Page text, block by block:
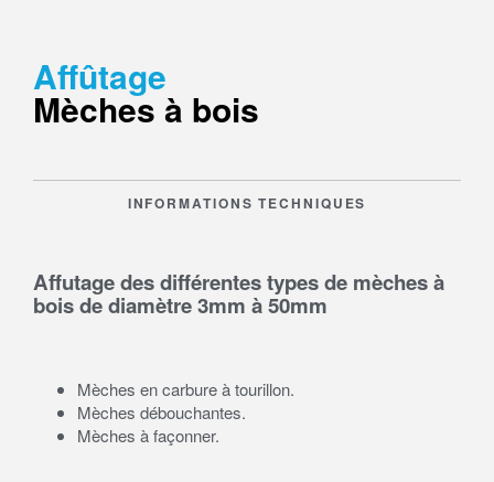
Affûtage
Mèches à bois
INFORMATIONS TECHNIQUES
Affutage des différentes types de mèches à
bois de diamètre 3mm à 50mm
Mèches en carbure à tourillon.
Mèches débouchantes.
Mèches à façonner.